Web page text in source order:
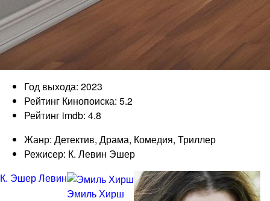
Год выхода: 2023
Рейтинг Кинопоиска: 5.2
Рейтинг imdb: 4.8
Жанр: Детектив, Драма, Комедия, Триллер
Режисер: К. Левин Эшер
К. Эшер Левин
Эмиль Хирш